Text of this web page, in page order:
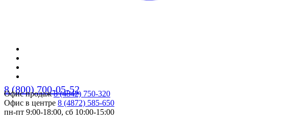
8 (800) 700-05-52
Офис продаж8 (4842) 750-320
Офис в центре 8 (4872) 585-650
пн-пт 9:00-18:00, сб 10:00-15:00